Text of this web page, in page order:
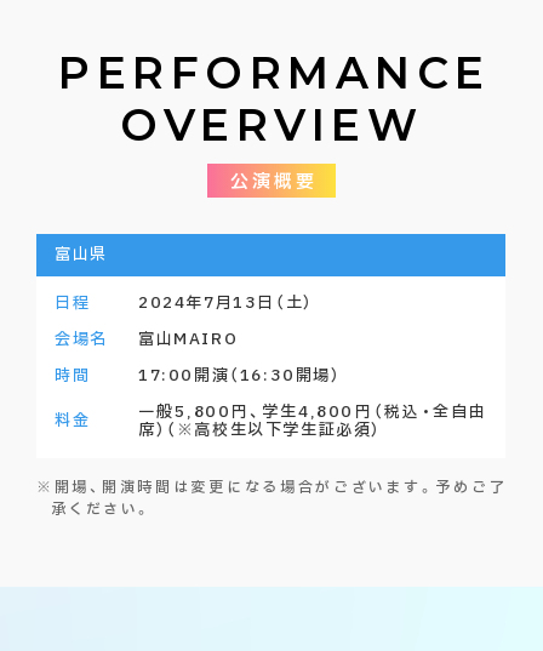
PERFORMANCE
OVERVIEW
公演概要
富山県
日程
2024年7月13日（土）
会場名
富山MAIRO
時間
17:00開演（16:30開場）
料金
一般5,800円、学生4,800円（税込・全自由
席）（※高校生以下学生証必須）
※開場、開演時間は変更になる場合がございます。予めご了
承ください。